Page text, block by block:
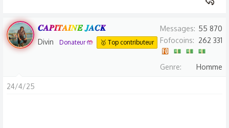
𝑪𝑨𝑷𝑰𝑻𝑨𝑰𝑵𝑬 𝑱𝑨𝑪𝑲
Divin Donateur 🤲 🥇 Top contributeur
Messages
55 870
Fofocoins
262 331
Genre Homme
24/4/25